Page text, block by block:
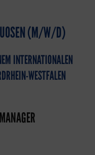
(M/W/D)
INTERNATIONALEN
WESTFALEN